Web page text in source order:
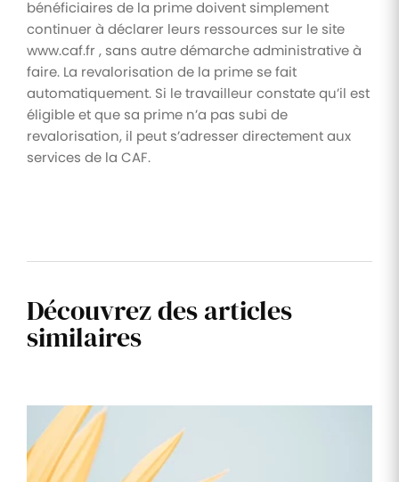
bénéficiaires de la prime doivent simplement
continuer à déclarer leurs ressources sur le site
www.caf.fr , sans autre démarche administrative à
faire. La revalorisation de la prime se fait
automatiquement. Si le travailleur constate qu’il est
éligible et que sa prime n’a pas subi de
revalorisation, il peut s’adresser directement aux
services de la CAF.
Découvrez des articles
similaires